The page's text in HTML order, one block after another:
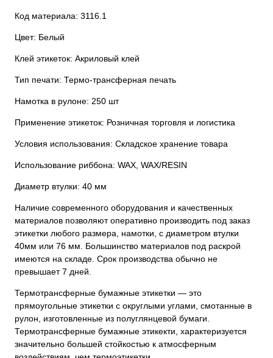
Код материала: 3116.1
Цвет: Белый
Клей этикеток: Акриловый клей
Тип печати: Термо-трансферная печать
Намотка в рулоне: 250 шт
Применение этикеток: Розничная торговля и логистика
Условия использования: Складское хранение товара
Использование риббона: WAX, WAX/RESIN
Диаметр втулки: 40 мм
Наличие современного оборудования и качественных
материалов позволяют оперативно производить под заказ
этикетки любого размера, намотки, с диаметром втулки
40мм или 76 мм. Большинство материалов под раскрой
имеются на складе. Срок производства обычно не
превышает 7 дней.
Термотрансферные бумажные этикетки — это
прямоугольные этикетки с округлыми углами, смотанные в
рулон, изготовленные из полуглянцевой бумаги.
Термотрансферные бумажные этикекти, характеризуется
значительно большей стойкостью к атмосферным